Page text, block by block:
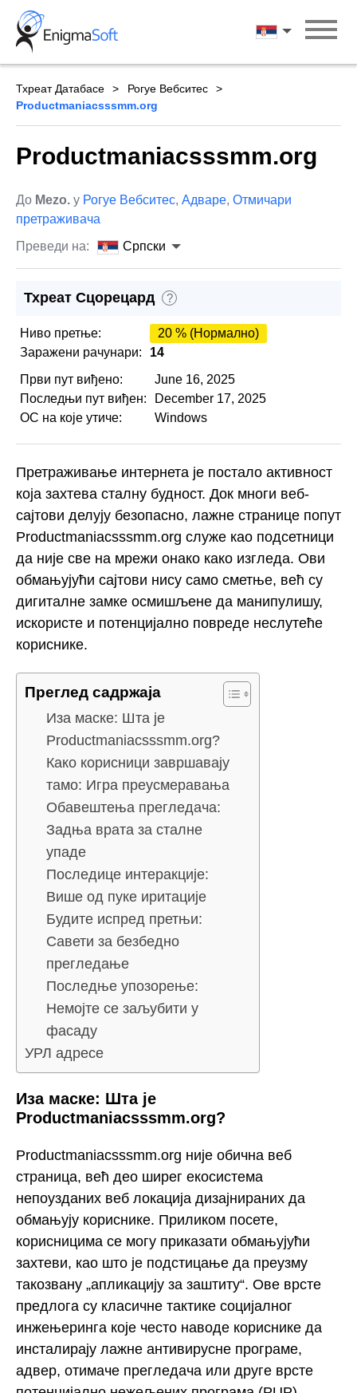
Skip
content
Српски
Тхреат Датабасе
Рогуе Вебситес
Productmaniacsssmm.org
Productmaniacsssmm.org
До Mezo. у Рогуе Вебситес, Адваре, Отмичари
претраживача
Преведи на:
Српски
Тхреат Сцорецард ?
Ниво претње:
20 % (Нормално)
Заражени рачунари:
14
Први пут виђено:
June 16, 2025
Последњи пут виђен:
December 17, 2025
ОС на које утиче:
Windows
Претраживање интернета је постало активност
која захтева сталну будност. Док многи веб-
сајтови делују безопасно, лажне странице попут
Productmaniacsssmm.org служе као подсетници
да није све на мрежи онако како изгледа. Ови
обмањујући сајтови нису само сметње, већ су
дигиталне замке осмишљене да манипулишу,
искористе и потенцијално повреде неслутеће
кориснике.
Преглед садржаја
Иза маске: Шта је
Productmaniacsssmm.org?
Како корисници завршавају
тамо: Игра преусмеравања
Обавештења прегледача:
Задња врата за сталне
упаде
Последице интеракције:
Више од пуке иритације
Будите испред претњи:
Савети за безбедно
прегледање
Последње упозорење:
Немојте се заљубити у
фасаду
УРЛ адресе
Иза маске: Шта је
Productmaniacsssmm.org?
Productmaniacsssmm.org није обична веб
страница, већ део ширег екосистема
непоузданих веб локација дизајнираних да
обмањују кориснике. Приликом посете,
корисницима се могу приказати обмањујући
захтеви, као што је подстицање да преузму
такозвану „апликацију за заштиту“. Ове врсте
предлога су класичне тактике социјалног
инжењеринга које често наводе кориснике да
инсталирају лажне антивирусне програме,
адвер, отимаче прегледача или друге врсте